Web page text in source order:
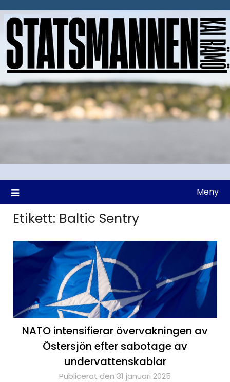
till
Meny
Etikett: Baltic Sentry
NATO intensifierar övervakningen av
Östersjön efter sabotage av
undervattenskablar
Publicerat den 31 januari 2025